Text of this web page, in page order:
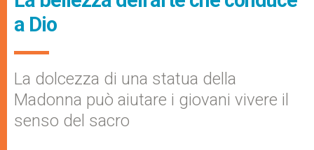
a Dio
La dolcezza di una statua della
Madonna può aiutare i giovani vivere il
senso del sacro